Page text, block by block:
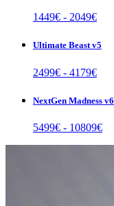
1449€ - 2049€
Ultimate Beast v5
2499€ - 4179€
NextGen Madness v6
5499€ - 10809€